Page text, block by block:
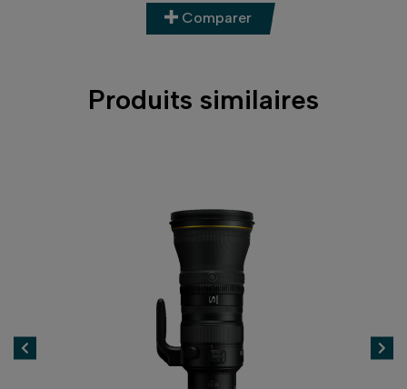
Comparer
Produits similaires